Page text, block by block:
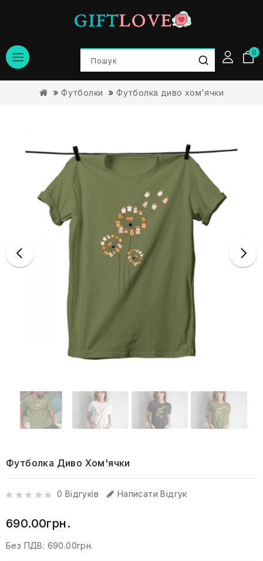
0
Футболки Футболка диво хом'ячки
Футболка Диво Хом'ячки
0 Відгуків Написати Відгук
690.00грн.
Без ПДВ: 690.00грн.